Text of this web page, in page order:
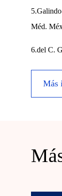
Méd.
6.del C.
Más